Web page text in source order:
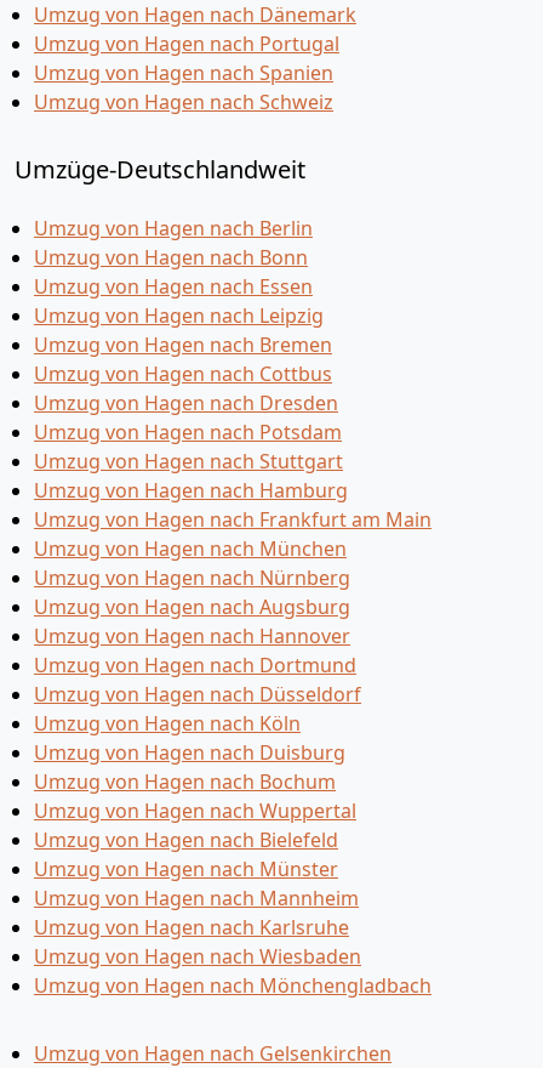
Umzug von Hagen nach Dänemark
Umzug von Hagen nach Portugal
Umzug von Hagen nach Spanien
Umzug von Hagen nach Schweiz
Umzüge-Deutschlandweit
Umzug von Hagen nach Berlin
Umzug von Hagen nach Bonn
Umzug von Hagen nach Essen
Umzug von Hagen nach Leipzig
Umzug von Hagen nach Bremen
Umzug von Hagen nach Cottbus
Umzug von Hagen nach Dresden
Umzug von Hagen nach Potsdam
Umzug von Hagen nach Stuttgart
Umzug von Hagen nach Hamburg
Umzug von Hagen nach Frankfurt am Main
Umzug von Hagen nach München
Umzug von Hagen nach Nürnberg
Umzug von Hagen nach Augsburg
Umzug von Hagen nach Hannover
Umzug von Hagen nach Dortmund
Umzug von Hagen nach Düsseldorf
Umzug von Hagen nach Köln
Umzug von Hagen nach Duisburg
Umzug von Hagen nach Bochum
Umzug von Hagen nach Wuppertal
Umzug von Hagen nach Bielefeld
Umzug von Hagen nach Münster
Umzug von Hagen nach Mannheim
Umzug von Hagen nach Karlsruhe
Umzug von Hagen nach Wiesbaden
Umzug von Hagen nach Mönchen­gladbach
Umzug von Hagen nach Gelsenkirchen